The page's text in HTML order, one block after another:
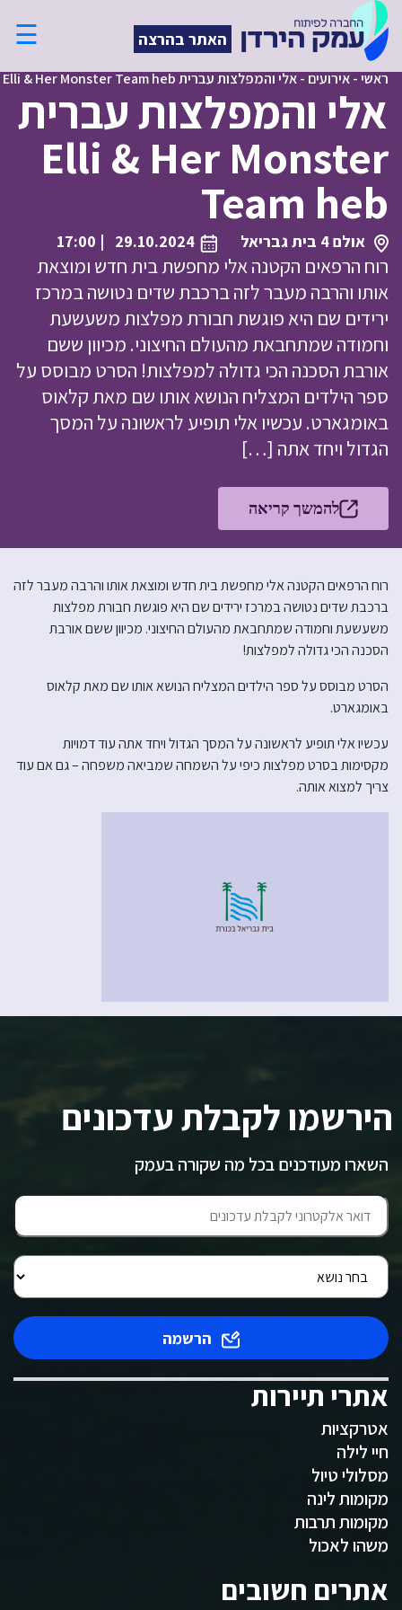
האתר בהרצה ☰
ראשי-אירועים -אלי והמפלצות עברית Elli & Her Monster Team heb
אלי והמפלצות עברית
Elli & Her Monster
Team heb
אולם 4 בית גבריאל 29.10.2024
| 17:00
רוח הרפאים הקטנה אלי מחפשת בית חדש ומוצאת
אותו והרבה מעבר לזה ברכבת שדים נטושה במרכז
ירידים שם היא פוגשת חבורת מפלצות משעשעת
וחמודה שמתחבאת מהעולם החיצוני. מכיוון ששם
אורבת הסכנה הכי גדולה למפלצות! הסרט מבוסס על
ספר הילדים המצליח הנושא אותו שם מאת קלאוס
באומגארט. עכשיו אלי תופיע לראשונה על המסך
הגדול ויחד אתה […]
להמשך קריאה
רוח הרפאים הקטנה אלי מחפשת בית חדש ומוצאת אותו והרבה מעבר לזה
ברכבת שדים נטושה במרכז ירידים שם היא פוגשת חבורת מפלצות
משעשעת וחמודה שמתחבאת מהעולם החיצוני. מכיוון ששם אורבת
הסכנה הכי גדולה למפלצות!
הסרט מבוסס על ספר הילדים המצליח הנושא אותו שם מאת קלאוס
באומגארט.
עכשיו אלי תופיע לראשונה על המסך הגדול ויחד אתה עוד דמויות
מקסימות בסרט מפלצות כיפי על השמחה שמביאה משפחה – גם אם עוד
צריך למצוא אותה.
הירשמו לקבלת עדכונים
השארו מעודכנים בכל מה שקורה בעמק
הרשמה
אתרי תיירות
אטרקציות
חיי לילה
מסלולי טיול
מקומות לינה
מקומות תרבות
משהו לאכול
אתרים חשובים